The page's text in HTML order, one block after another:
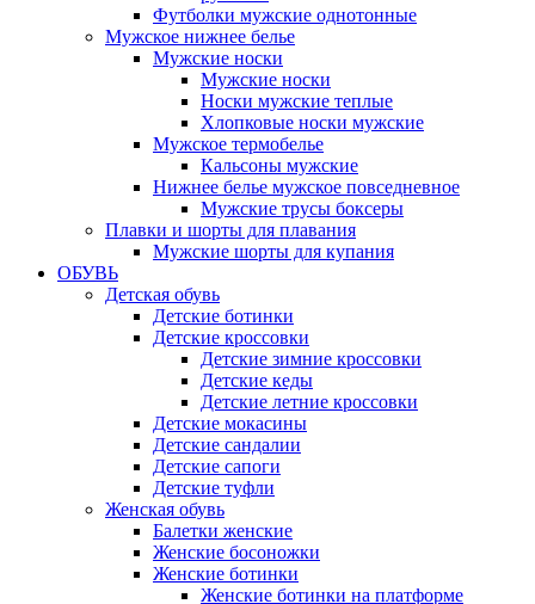
Футболки мужские однотонные
Мужское нижнее белье
Мужские носки
Мужские носки
Носки мужские теплые
Хлопковые носки мужские
Мужское термобелье
Кальсоны мужские
Нижнее белье мужское повседневное
Мужские трусы боксеры
Плавки и шорты для плавания
Мужские шорты для купания
ОБУВЬ
Детская обувь
Детские ботинки
Детские кроссовки
Детские зимние кроссовки
Детские кеды
Детские летние кроссовки
Детские мокасины
Детские сандалии
Детские сапоги
Детские туфли
Женская обувь
Балетки женские
Женские босоножки
Женские ботинки
Женские ботинки на платформе